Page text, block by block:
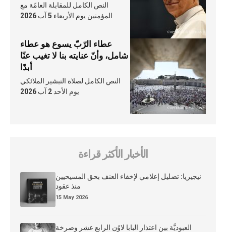
النص الكامل للمقابلة العامّة مع
المؤمنين يوم الأربعاء 5 آب 2026
عطاء الرّبّ يسوع هو عطاء
شامل، وأنّ عنايته بنا لا تغيب عنّا
أبدًا
النص الكامل لصلاة التبشير الملائكي
يوم الأحد 2 آب 2026
الأخبار الأكثر قراءة
نيجيريا: تضليل إعلامي لإخفاء العنف بحق المسيحيين
منذ عقود
15 May 2026
العبوديَّة بين اعتذار البابا لاوُن الرابع عشر وصرخة